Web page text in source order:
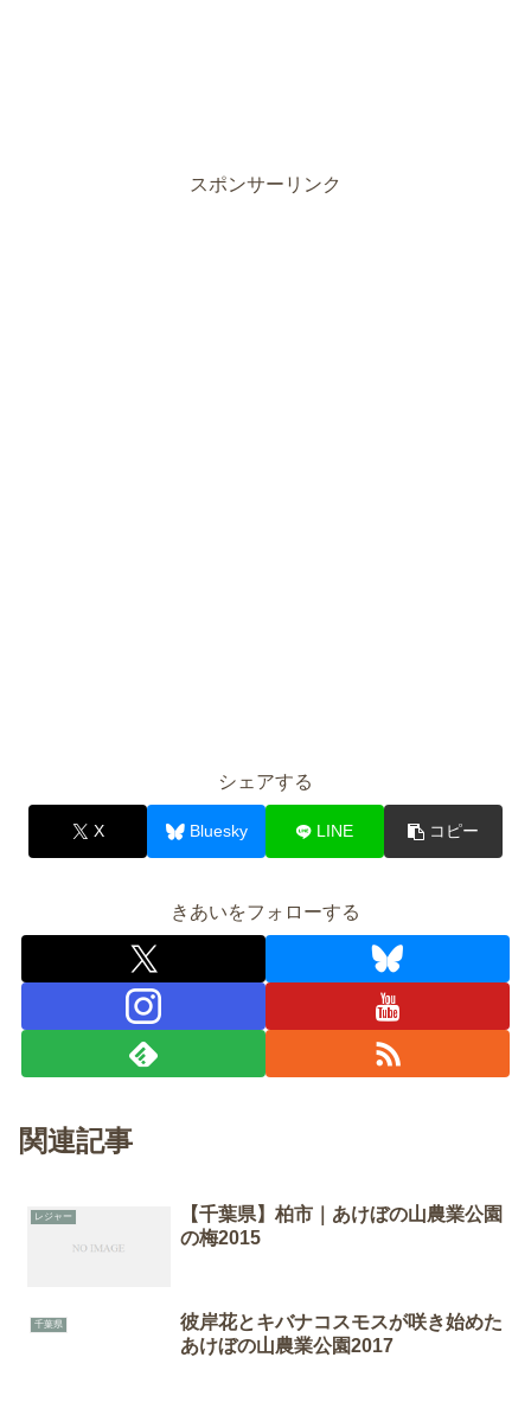
スポンサーリンク
シェアする
X Bluesky LINE コピー
きあいをフォローする
関連記事
レジャー
【千葉県】柏市｜あけぼの山農業公園
の梅2015
千葉県
彼岸花とキバナコスモスが咲き始めた
あけぼの山農業公園2017